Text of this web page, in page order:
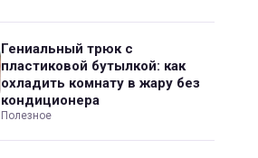
Гениальный трюк с
пластиковой бутылкой: как
охладить комнату в жару без
кондиционера
Полезное